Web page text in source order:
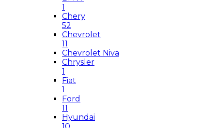
1
Chery
52
Chevrolet
11
Chevrolet Niva
Chrysler
1
Fiat
1
Ford
11
Hyundai